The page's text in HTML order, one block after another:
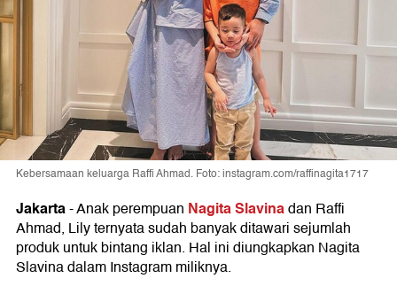
Kebersamaan keluarga Raffi Ahmad. Foto: instagram.com/raffinagita1717
Jakarta-Anak perempuan Nagita Slavinadan Raffi
Ahmad, Lily ternyata sudah banyak ditawari sejumlah
produk untuk bintang iklan. Hal ini diungkapkan Nagita
Slavina dalam Instagram miliknya.